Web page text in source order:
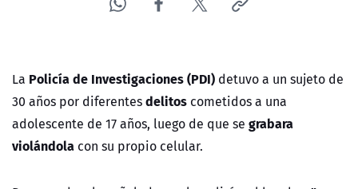
La Policía de Investigaciones (PDI) detuvo a un sujeto de
30 años por diferentesdelitos cometidos a una
adolescente de 17 años, luego de que se grabara
violándola con su propio celular.